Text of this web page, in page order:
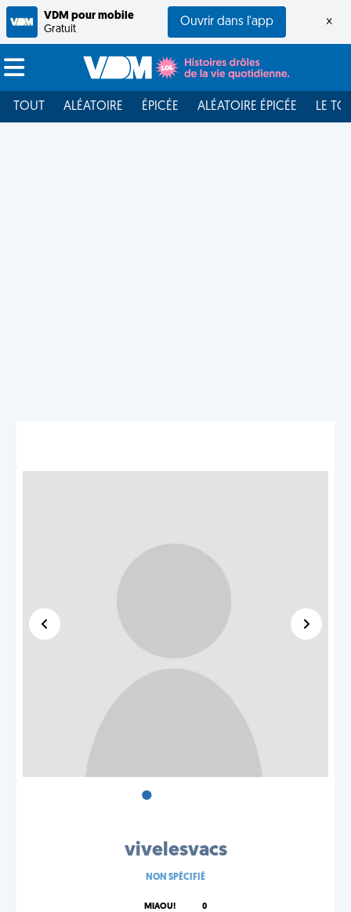
VDM pour mobile
Gratuit
Ouvrir dans l'app ×
TOUT ALÉATOIRE ÉPICÉE ALÉATOIRE ÉPICÉE LE
•
vivelesvacs
NON SPÉCIFIÉ
MIAOU! 0